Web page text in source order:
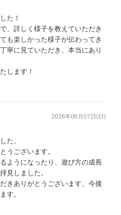
た！
、詳しく様子を教えていただき
も楽しかった様子が伝わってき
寧に見ていただき、本当にあり
します！
2026年06月07日(日)
た。
うございます。
ようになったり、遊び方の成長
見しました。
きありがとうございます。今後
す。